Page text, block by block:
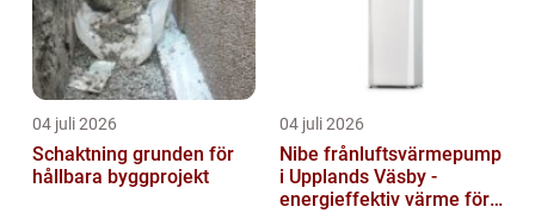
04 juli 2026
Schaktning grunden för
hållbara byggprojekt
04 juli 2026
Nibe frånluftsvärmepump
i Upplands Väsby -
energieffektiv värme för